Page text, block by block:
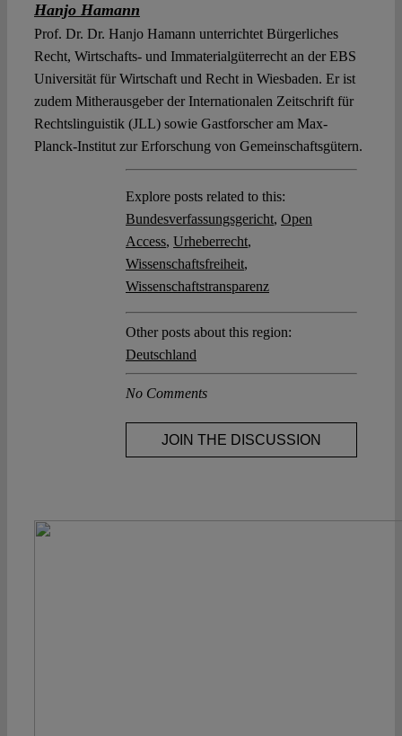
Hanjo Hamann
Prof. Dr. Dr. Hanjo Hamann unterrichtet Bürgerliches
Recht, Wirtschafts- und Immaterialgüterrecht an der EBS
Universität für Wirtschaft und Recht in Wiesbaden. Er ist
zudem Mitherausgeber der Internationalen Zeitschrift für
Rechtslinguistik (JLL) sowie Gastforscher am Max-
Planck-Institut zur Erforschung von Gemeinschaftsgütern.
Explore posts related to this:
Bundesverfassungsgericht, Open
Access, Urheberrecht,
Wissenschaftsfreiheit,
Wissenschaftstransparenz
Other posts about this region:
Deutschland
No Comments
JOIN THE DISCUSSION